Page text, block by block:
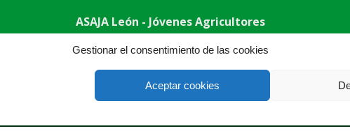
Gestionar el consentimiento de las cookies
Aceptar cookies
ASAJA León - Jóvenes Agricultores